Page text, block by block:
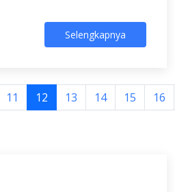
Selengkapnya
11 12 13 14 15 16